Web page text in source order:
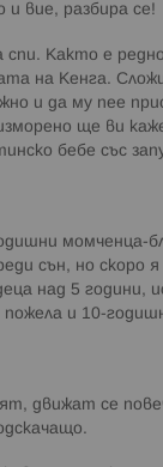
вие, разбира се!
Както е
на Кенга.
и да му пее
ще ви
бебе със
момченца-
сън, но скоро
над 5 години,
пожела и 10-
движат се